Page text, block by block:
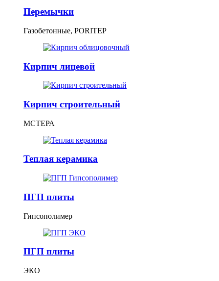
Перемычки
Газобетонные, PORITEP
Кирпич лицевой
Кирпич строительный
МСТЕРА
Теплая керамика
ПГП плиты
Гипсополимер
ПГП плиты
ЭКО